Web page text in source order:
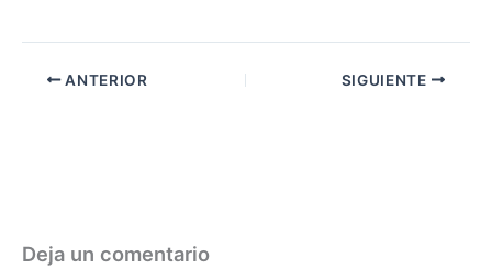
ANTERIOR SIGUIENTE
Deja un comentario